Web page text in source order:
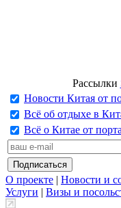
Рассылки
Новости Китая от
Всё об отдыхе в
Всё о Китае от
О проекте | Новости и
Услуги | Визы и